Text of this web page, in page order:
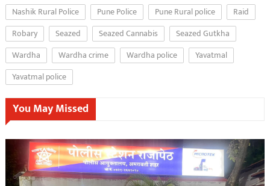
Nashik Rural Police
Pune Police Pune Rural police
Raid
Robary
Seazed Seazed Cannabis
Seazed Gutkha
Wardha
Wardha crime Wardha police
Yavatmal
Yavatmal police
You May Missed